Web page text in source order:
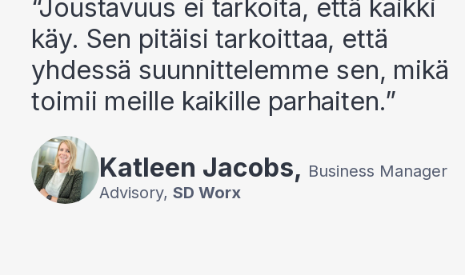
Joustavuus ei tarkoita, että kaikki
käy. Sen pitäisi tarkoittaa, että
yhdessä suunnittelemme sen, mikä
toimii meille kaikille parhaiten.
Katleen Jacobs, Business Manager
Advisory, SD Worx